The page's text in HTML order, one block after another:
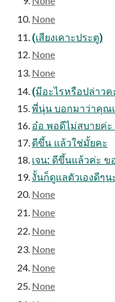
None
(เสียงเคาะประตู)
None
None
(มีอะไรหรือปล่าวค
พี่นุ่น บอกมาว่าคุณเ
อ๋อ พอดีไม่สบายค่
ดีขึ้น แล้วใช่มั้ยคะ
เจน: ดีขึ้นแล้วค่ะ
งั้นก็ดูแลตัวเองดีๆน
None
None
None
None
None
None